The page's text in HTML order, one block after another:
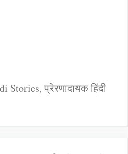
Stories,प्रेरणादायक हिंदी